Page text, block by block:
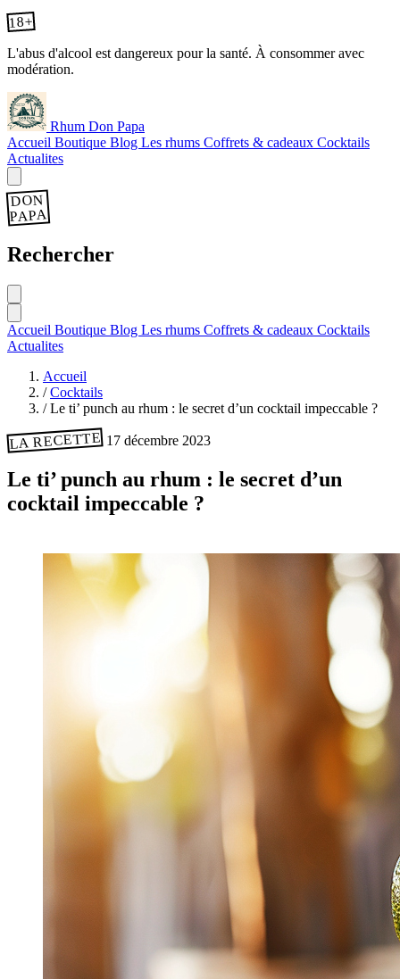
18+
L'abus d'alcool est dangereux pour la santé. À consommer avec
modération.
Rhum Don Papa
Accueil Boutique Blog Les rhums Coffrets & cadeaux Cocktails
Actualites
DON
PAPA
Rechercher
Accueil Boutique Blog Les rhums Coffrets & cadeaux Cocktails
Actualites
Accueil
/ Cocktails
/ Le ti’ punch au rhum : le secret d’un cocktail impeccable ?
LA RECETTE 17 décembre 2023
Le ti’ punch au rhum : le secret d’un
cocktail impeccable ?